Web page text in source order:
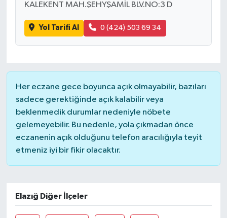
KALEKENT MAH.ŞEHYŞAMİL BLV.NO:3 D
Yol Tarifi Al 0 (424) 503 69 34
Her eczane gece boyunca açık olmayabilir, bazıları
sadece gerektiğinde açık kalabilir veya
beklenmedik durumlar nedeniyle nöbete
gelemeyebilir. Bu nedenle, yola çıkmadan önce
eczanenin açık olduğunu telefon aracılığıyla teyit
etmeniz iyi bir fikir olacaktır.
Elazığ Diğer İlçeler